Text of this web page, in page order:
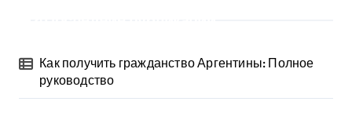
Как получить гражданство Аргентины: Полное
руководство